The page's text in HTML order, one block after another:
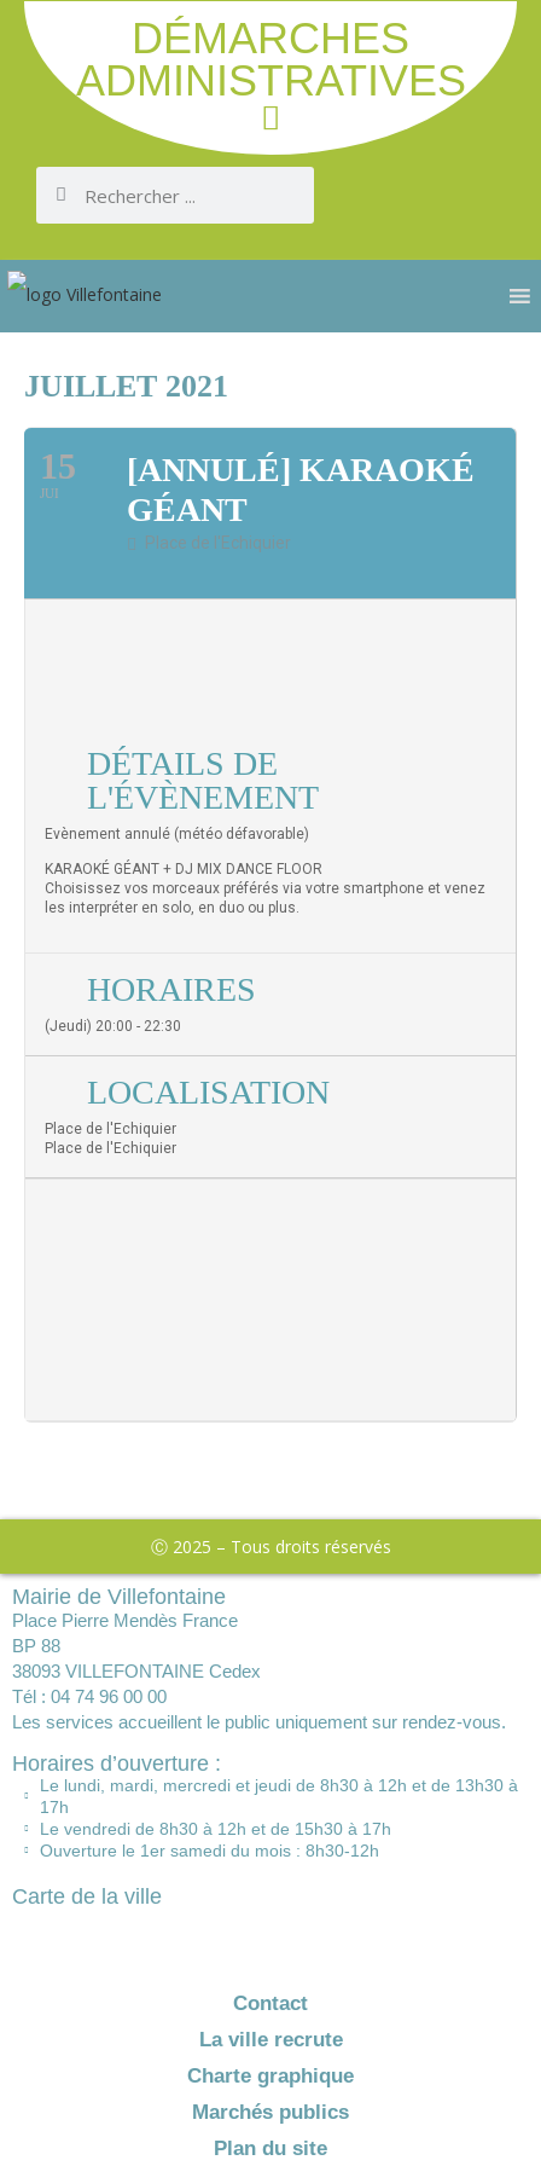
DÉMARCHES
ADMINISTRATIVES
JUILLET 2021
15
JUI
[ANNULÉ] KARAOKÉ
GÉANT
Place de l'Echiquier
DÉTAILS DE
L'ÉVÈNEMENT
Evènement annulé (météo défavorable)
KARAOKÉ GÉANT + DJ MIX DANCE FLOOR
Choisissez vos morceaux préférés via votre smartphone et venez
les interpréter en solo, en duo ou plus.
HORAIRES
(Jeudi) 20:00 - 22:30
LOCALISATION
Place de l'Echiquier
Place de l'Echiquier
Ⓒ 2025 – Tous droits réservés
Mairie de Villefontaine
Place Pierre Mendès France
BP 88
38093 VILLEFONTAINE Cedex
Tél : 04 74 96 00 00
Les services accueillent le public uniquement sur rendez-vous.
Horaires d’ouverture :
Le lundi, mardi, mercredi et jeudi de 8h30 à 12h et de 13h30 à
17h
Le vendredi de 8h30 à 12h et de 15h30 à 17h
Ouverture le 1er samedi du mois : 8h30-12h
Carte de la ville
Contact
La ville recrute
Charte graphique
Marchés publics
Plan du site